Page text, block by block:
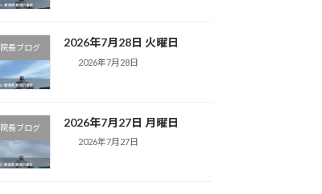
院長ブログ 2026年7月28日 火曜日
2026年7月28日
院長ブログ 2026年7月27日 月曜日
2026年7月27日